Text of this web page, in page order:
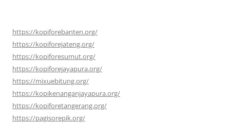
https://kopiforebanten.org/
https://kopiforejateng.org/
https://kopiforesumut.org/
https://kopiforejayapura.org/
https://mixuebitung.org/
https://kopikenanganjayapura.org/
https://kopiforetangerang.org/
https://pagisorepik.org/